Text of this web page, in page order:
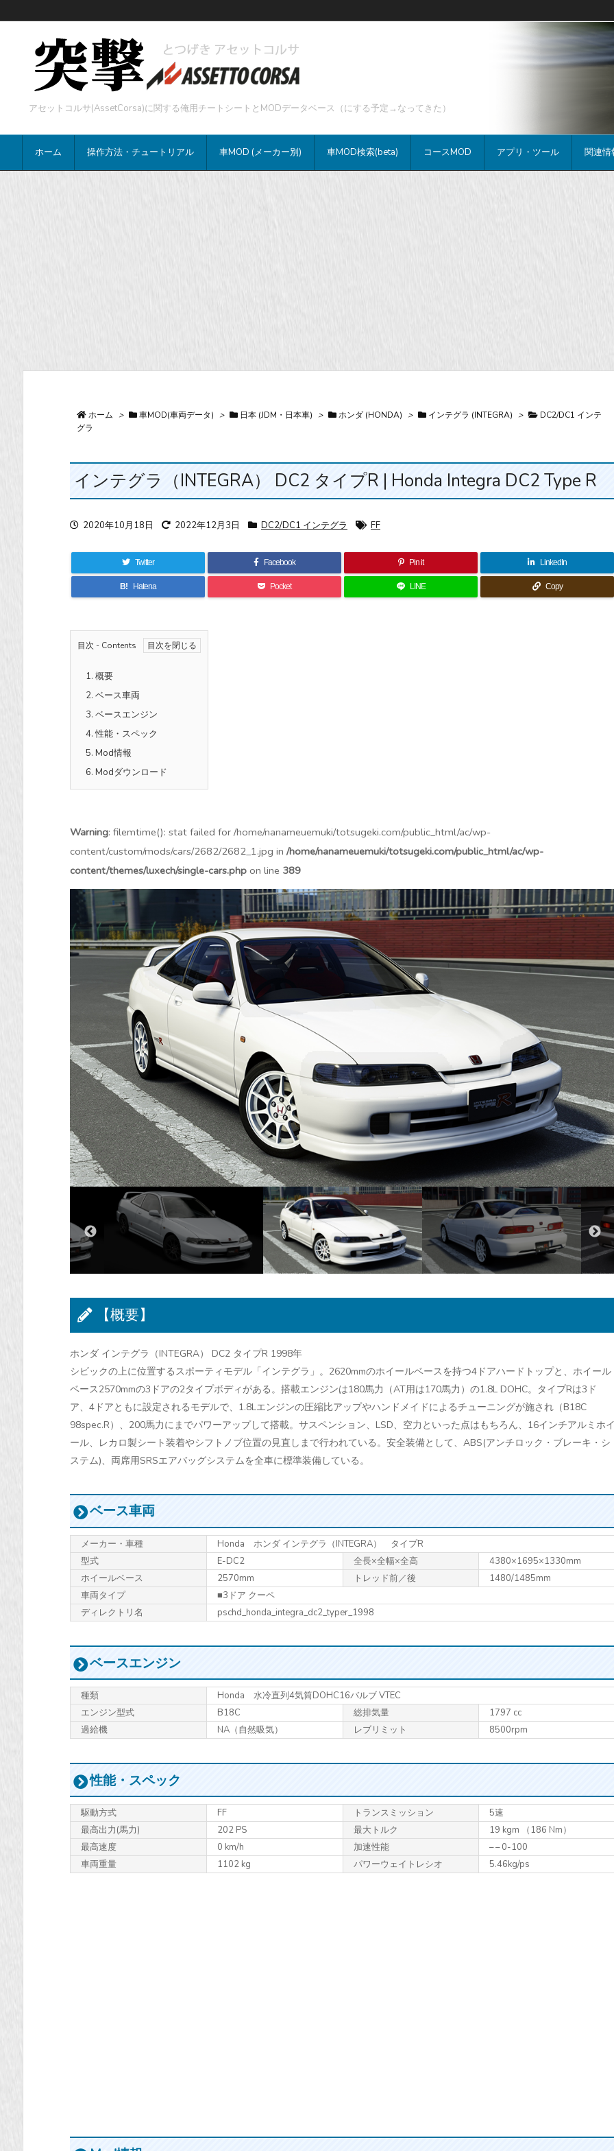
アセットコルサ(AssetCorsa)に関する俺用チートシートとMODデータベース（にする予定→なってきた）
ホーム 操作方法・チュートリアル 車MOD (メーカー別) 車MOD検索(beta) コースMOD アプリ・ツール 関連情
ホーム > 車MOD(車両データ) > 日本 (JDM・日本車) > ホンダ (HONDA) > インテグラ (INTEGRA) >
DC2/DC1 インテ
グラ
インテグラ（INTEGRA） DC2 タイプR | Honda Integra DC2 Type R
2020年10月18日 2022年12月3日 DC2/DC1 インテグラ FF
Twitter Facebook Pin it LinkedIn
B! Hatena Pocket LINE Copy
目次 - Contents
1. 概要
2. ベース車両
3. ベースエンジン
4.性能・スペック
5. Mod情報
6. Modダウンロード
Warning: filemtime(): stat failed for /home/nanameuemuki/totsugeki.com/public_html/ac/wp-
content/custom/mods/cars/2682/2682_1.jpg in /home/nanameuemuki/totsugeki.com/public_html/ac/wp-
content/themes/luxech/single-cars.php on line 389
【概要】
ホンダ インテグラ（INTEGRA） DC2 タイプR 1998年
シビックの上に位置するスポーティモデル「インテグラ」。2620mmのホイールベースを持つ4ドアハードトップと、ホイール
ベース2570mmの3ドアの2タイプボディがある。搭載エンジンは180馬力（AT用は170馬力）の1.8L DOHC。タイプRは3ド
ア、4ドアともに設定されるモデルで、1.8Lエンジンの圧縮比アップやハンドメイドによるチューニングが施され（B18C
98spec.R）、200馬力にまでパワーアップして搭載。サスペンション、LSD、空力といった点はもちろん、16インチアルミホ
ール、レカロ製シート装着やシフトノブ位置の見直しまで行われている。安全装備として、ABS(アンチロック・ブレーキ・シ
ステム)、両席用SRSエアバッグシステムを全車に標準装備している。
ベース車両
メーカー・車種
Honda ホンダ インテグラ（INTEGRA） タイプR
型式
E-DC2 全長×全幅×全高
4380×1695×1330mm
ホイールベース
2570mm トレッド前／後
1480/1485mm
車両タイプ
■3ドア クーペ
ディレクトリ名
pschd_honda_integra_dc2_typer_1998
ベースエンジン
種類
Honda 水冷直列4気筒DOHC16バルブ VTEC
エンジン型式
B18C 総排気量
1797 cc
過給機
NA（自然吸気） レブリミット 8500rpm
性能・スペック
駆動方式 FF トランス ミッション
5速
最高出力(馬力) 202 PS 最大トルク
19 kgm （186 Nm）
最高速度
0 km/h 加速性能
– – 0-100
車両重量
1102 kg パワーウェイトレシオ 5.46kg/ps